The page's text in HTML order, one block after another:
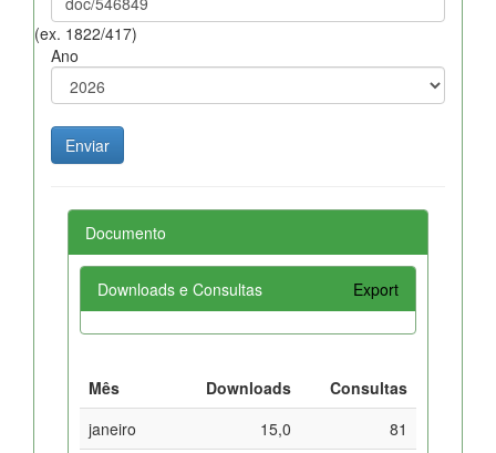
(ex. 1822/417)
Ano
Documento
Downloads e Consultas Export
Mês Downloads
Consultas
janeiro
15,0
81